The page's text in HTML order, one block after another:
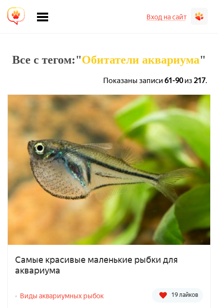
Вход на сайт
Все с тегом:"Обитатели аквариума"
Показаны записи 61-90из217.
Самые красивые маленькие рыбки для
аквариума
Виды аквариумных рыбок 19 лайков